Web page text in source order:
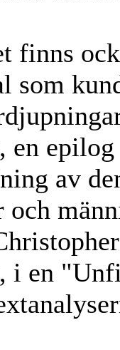
finns
som
en
av
och
i en